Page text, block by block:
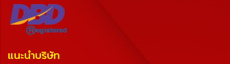
แนะนำบริษัท